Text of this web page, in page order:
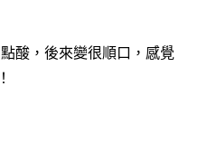
酸，後來變很順口，感覺